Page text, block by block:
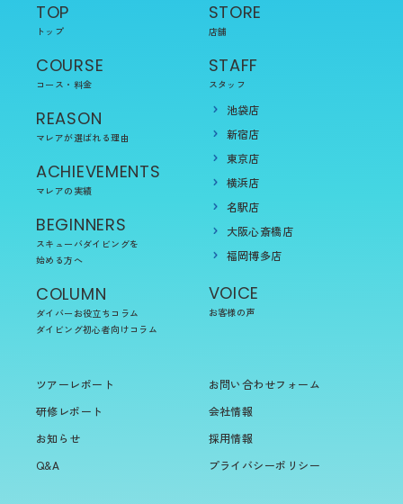
TOP
トップ
COURSE
コース・料金
REASON
マレアが選ばれる理由
ACHIEVEMENTS
マレアの実績
BEGINNERS
スキューバダイビングを
始める方へ
COLUMN
ダイバーお役立ちコラム
ダイビング初心者向けコラム
STORE
店舗
STAFF
スタッフ
池袋店
新宿店
東京店
横浜店
名駅店
大阪心斎橋店
福岡博多店
VOICE
お客様の声
ツアーレポート
研修レポート
お知らせ
Q&A
お問い合わせフォーム
会社情報
採用情報
プライバシーポリシー